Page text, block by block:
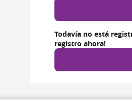
Todavía no está
registro ahora!